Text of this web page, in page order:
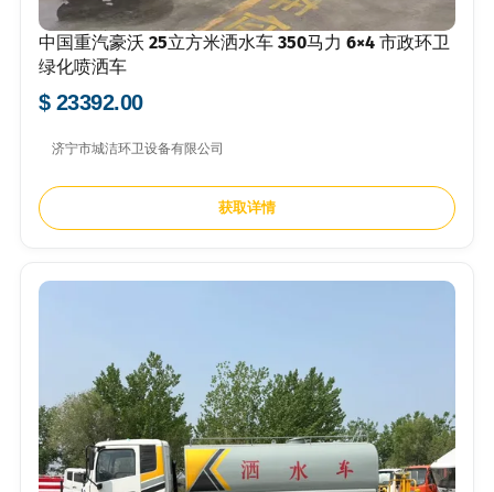
中国重汽豪沃 25立方米洒水车 350马力 6×4 市政环卫
绿化喷洒车
$ 23392.00
济宁市城洁环卫设备有限公司
获取详情